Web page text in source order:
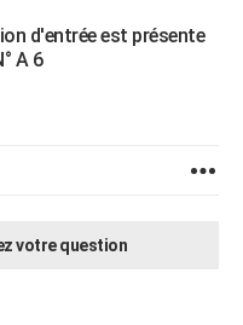
d'entrée est présente
A 6
votre question